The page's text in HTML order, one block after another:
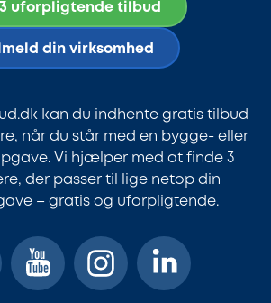
3 uforpligtende tilbud
din virksomhed
kan du indhente gratis tilbud
når du står med en bygge- eller
Vi hjælper med at finde 3
der passer til lige netop din
– gratis og uforpligtende.